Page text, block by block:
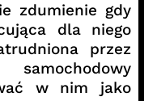
zdumienie gdy
dla niego
przez
w nim jako